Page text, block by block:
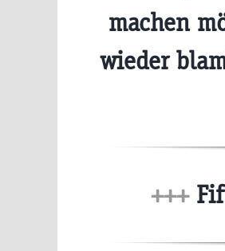
machen
wieder
+++